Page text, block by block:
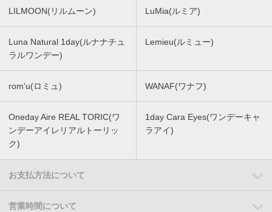
LILMOON(リルムーン) LuMia(ルミア)
Luna Natural 1day(ルナナチュ
ラルワンデー)
Lemieu(ルミュー)
rom'u(ロミュ) WANAF(ワナフ)
Oneday Aire REAL TORIC(ワ
ンデーアイレリアルトーリッ
ク)
1day Cara Eyes(ワンデーキャ
ラアイ)
お支払方法について
営業時間について